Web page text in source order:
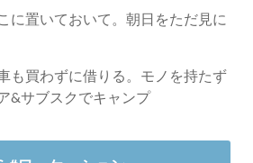
に置いておいて。朝日をただ見に
も買わずに借りる。モノを持たず
&サブスクでキャンプ